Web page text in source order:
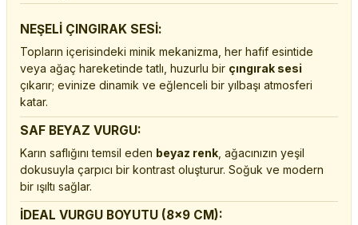
NEŞELİ ÇINGIRAK SESİ:
Topların içerisindeki minik mekanizma, her hafif esintide
veya ağaç hareketinde tatlı, huzurlu bir çıngırak sesi
çıkarır; evinize dinamik ve eğlenceli bir yılbaşı atmosferi
katar.
SAF BEYAZ VURGU:
Karın saflığını temsil eden beyaz renk , ağacınızın yeşil
dokusuyla çarpıcı bir kontrast oluşturur. Soğuk ve modern
bir ışıltı sağlar.
İDEAL VURGU BOYUTU (8x9 CM):